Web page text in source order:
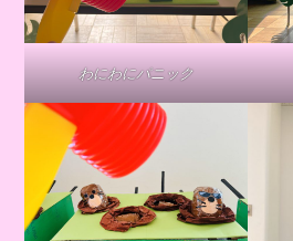
わにわにパニック